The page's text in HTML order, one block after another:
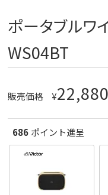
ポータブルワ
WS04BT
販売価格 ¥
686 ポイント進呈